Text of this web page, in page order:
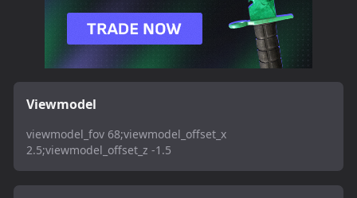
Viewmodel
viewmodel_fov 68;viewmodel_offset_x
2.5;viewmodel_offset_z -1.5